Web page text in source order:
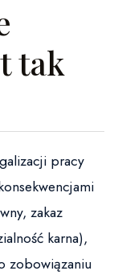
tak
pracy
zakaz
karna),
zobowiązaniu